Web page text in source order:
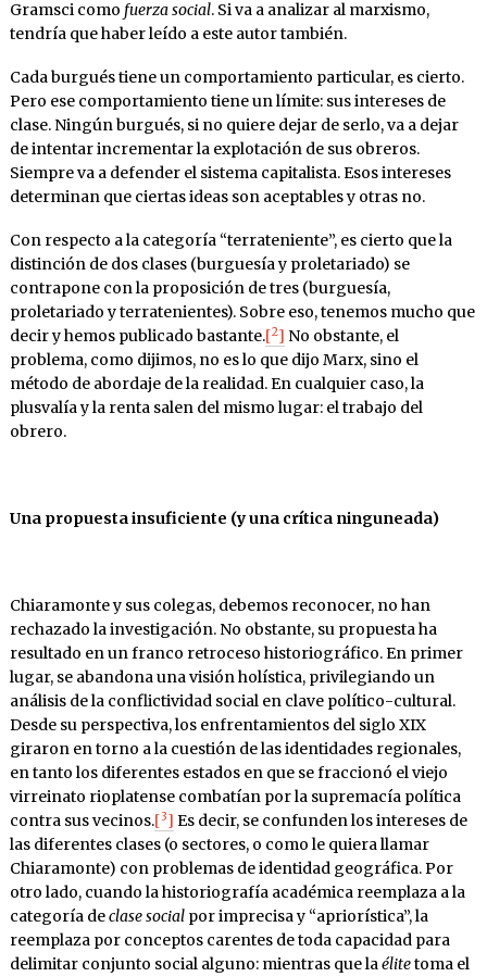
Gramsci como fuerza social. Si va a analizar al marxismo,
tendría que haber leído a este autor también.
Cada burgués tiene un comportamiento particular, es cierto.
Pero ese comportamiento tiene un límite: sus intereses de
clase. Ningún burgués, si no quiere dejar de serlo, va a dejar
de intentar incrementar la explotación de sus obreros.
Siempre va a defender el sistema capitalista. Esos intereses
determinan que ciertas ideas son aceptables y otras no.
Con respecto a la categoría “terrateniente”, es cierto que la
distinción de dos clases (burguesía y proletariado) se
contrapone con la proposición de tres (burguesía,
proletariado y terratenientes). Sobre eso, tenemos mucho que
decir y hemos publicado bastante.[2] No obstante, el
problema, como dijimos, no es lo que dijo Marx, sino el
método de abordaje de la realidad. En cualquier caso, la
plusvalía y la renta salen del mismo lugar: el trabajo del
obrero.
Una propuesta insuficiente (y una crítica ninguneada)
Chiaramonte y sus colegas, debemos reconocer, no han
rechazado la investigación. No obstante, su propuesta ha
resultado en un franco retroceso historiográfico. En primer
lugar, se abandona una visión holística, privilegiando un
análisis de la conflictividad social en clave político-cultural.
Desde su perspectiva, los enfrentamientos del siglo XIX
giraron en torno a la cuestión de las identidades regionales,
en tanto los diferentes estados en que se fraccionó el viejo
virreinato rioplatense combatían por la supremacía política
contra sus vecinos.[3] Es decir, se confunden los intereses de
las diferentes clases (o sectores, o como le quiera llamar
Chiaramonte) con problemas de identidad geográfica. Por
otro lado, cuando la historiografía académica reemplaza a la
categoría declase socialpor imprecisa y “apriorística”, la
reemplaza por conceptos carentes de toda capacidad para
delimitar conjunto social alguno: mientras que laélitetoma el